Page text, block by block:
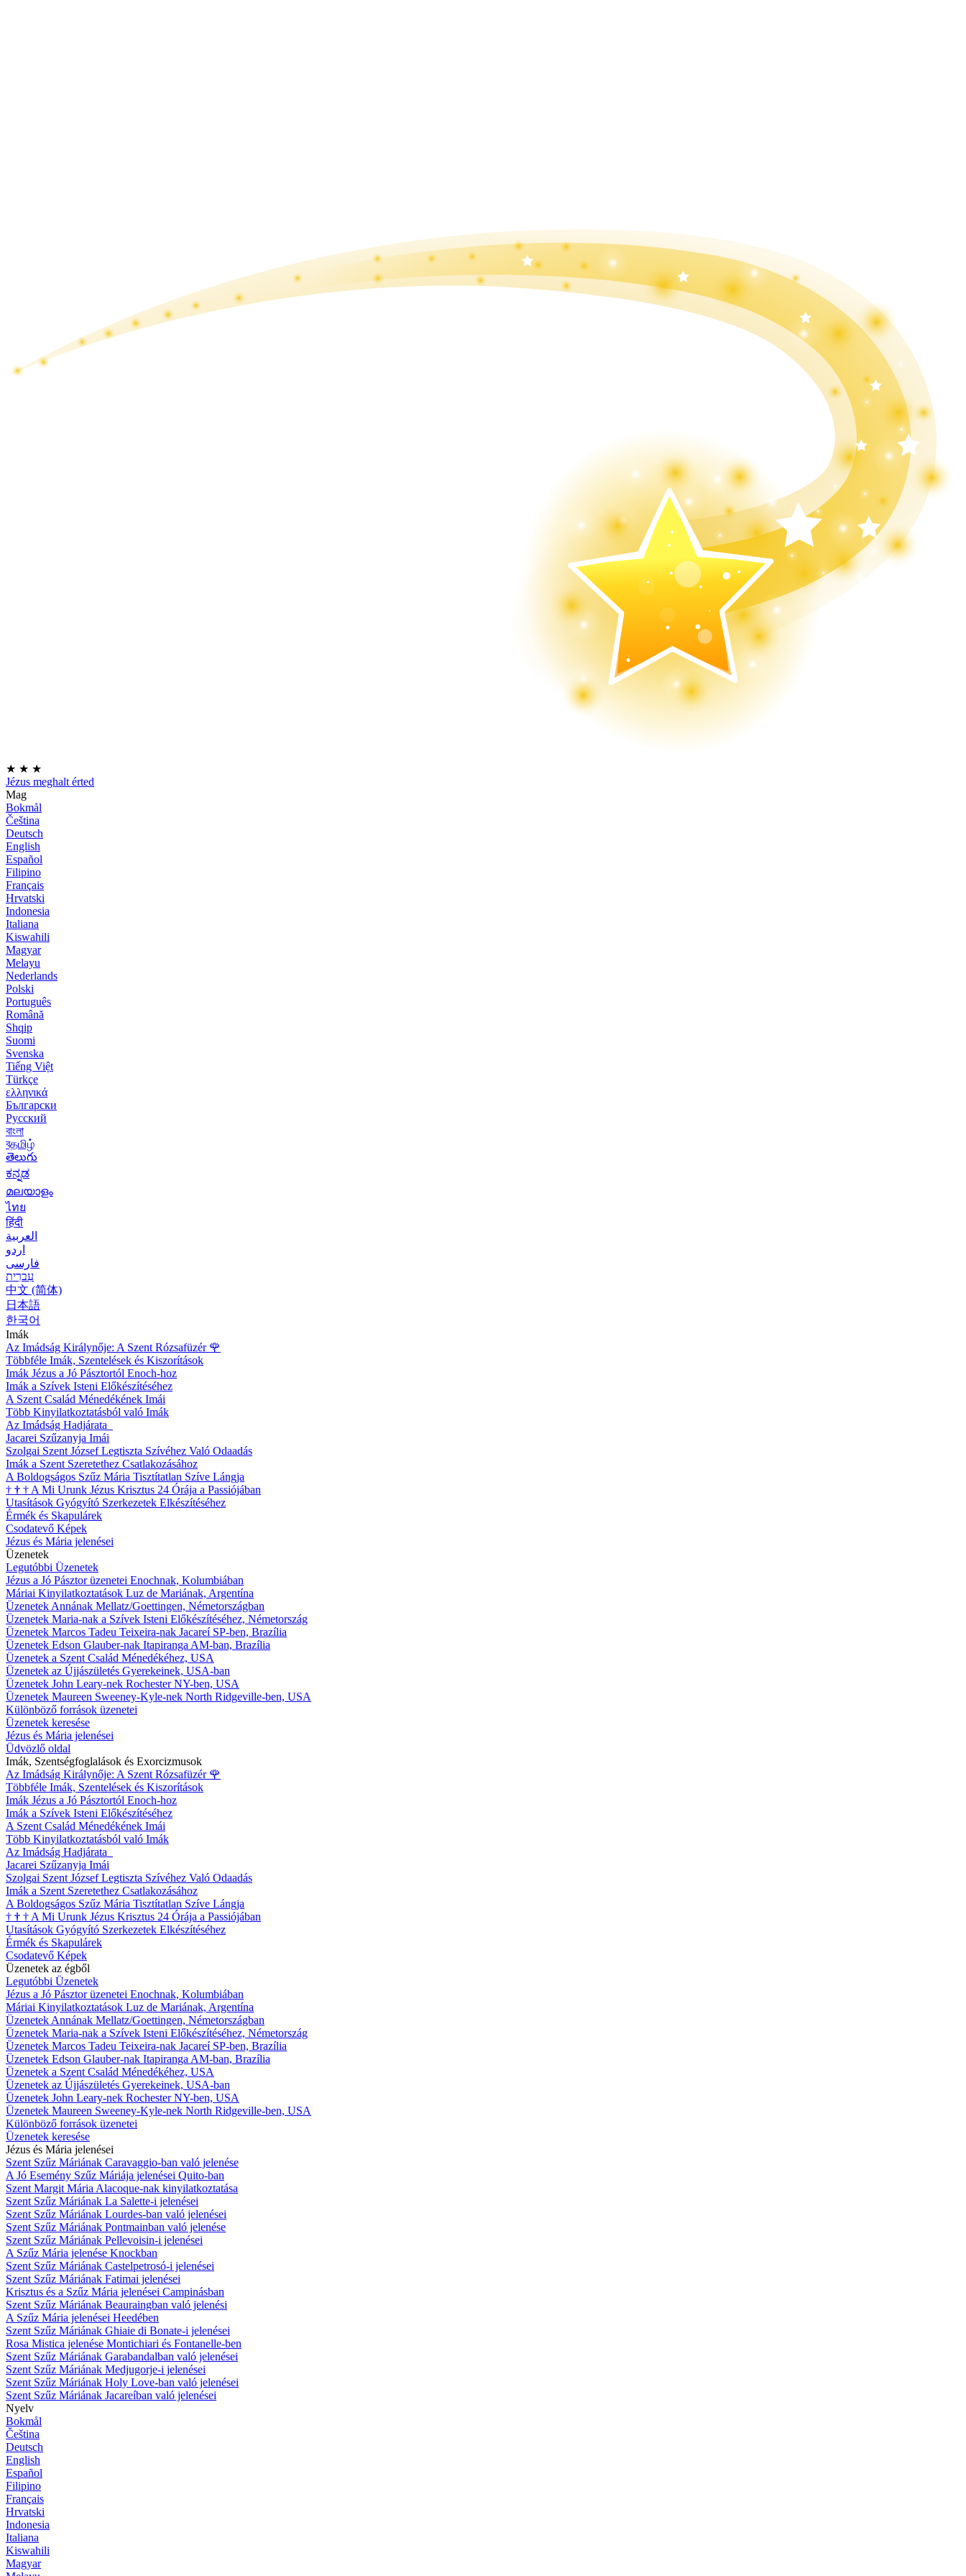
★ ★ ★
Jézus meghalt érted
Mag
Bokmål
Čeština
Deutsch
English
Español
Filipino
Français
Hrvatski
Indonesia
Italiana
Kiswahili
Magyar
Melayu
Nederlands
Polski
Português
Română
Shqip
Suomi
Svenska
Tiếng Việt
Türkçe
ελληνικά
Български
Русский
বাংলা
বதமிழ்
తెలుగు
ಕನ್ನಡ
മലയാളം
ไทย
हिंदी
العربية
اردو
فارسی
עִברִית
中文 (简体)
日本語
한국어
Imák
Az Imádság Királynője: A Szent Rózsafüzér 🌹
Többféle Imák, Szentelések és Kiszorítások
Imák Jézus a Jó Pásztortól Enoch-hoz
Imák a Szívek Isteni Előkészítéséhez
A Szent Család Ménedékének Imái
Több Kinyilatkoztatásból való Imák
Az Imádság Hadjárata
Jacarei Szűzanyja Imái
Szolgai Szent József Legtiszta Szívéhez Való Odaadás
Imák a Szent Szeretethez Csatlakozásához
A Boldogságos Szűz Mária Tisztítatlan Szíve Lángja
† † † A Mi Urunk Jézus Krisztus 24 Órája a Passiójában
Utasítások Gyógyító Szerkezetek Elkészítéséhez
Érmék és Skapulárek
Csodatevő Képek
Jézus és Mária jelenései
Üzenetek
Legutóbbi Üzenetek
Jézus a Jó Pásztor üzenetei Enochnak, Kolumbiában
Máriai Kinyilatkoztatások Luz de Mariának, Argentína
Üzenetek Annának Mellatz/Goettingen, Németországban
Üzenetek Maria-nak a Szívek Isteni Előkészítéséhez, Németország
Üzenetek Marcos Tadeu Teixeira-nak Jacareí SP-ben, Brazília
Üzenetek Edson Glauber-nak Itapiranga AM-ban, Brazília
Üzenetek a Szent Család Ménedékéhez, USA
Üzenetek az Újjászületés Gyerekeinek, USA-ban
Üzenetek John Leary-nek Rochester NY-ben, USA
Üzenetek Maureen Sweeney-Kyle-nek North Ridgeville-ben, USA
Különböző források üzenetei
Üzenetek keresése
Jézus és Mária jelenései
Üdvözlő oldal
Imák, Szentségfoglalások és Exorcizmusok
Az Imádság Királynője: A Szent Rózsafüzér 🌹
Többféle Imák, Szentelések és Kiszorítások
Imák Jézus a Jó Pásztortól Enoch-hoz
Imák a Szívek Isteni Előkészítéséhez
A Szent Család Ménedékének Imái
Több Kinyilatkoztatásból való Imák
Az Imádság Hadjárata
Jacarei Szűzanyja Imái
Szolgai Szent József Legtiszta Szívéhez Való Odaadás
Imák a Szent Szeretethez Csatlakozásához
A Boldogságos Szűz Mária Tisztítatlan Szíve Lángja
† † † A Mi Urunk Jézus Krisztus 24 Órája a Passiójában
Utasítások Gyógyító Szerkezetek Elkészítéséhez
Érmék és Skapulárek
Csodatevő Képek
Üzenetek az égből
Legutóbbi Üzenetek
Jézus a Jó Pásztor üzenetei Enochnak, Kolumbiában
Máriai Kinyilatkoztatások Luz de Mariának, Argentína
Üzenetek Annának Mellatz/Goettingen, Németországban
Üzenetek Maria-nak a Szívek Isteni Előkészítéséhez, Németország
Üzenetek Marcos Tadeu Teixeira-nak Jacareí SP-ben, Brazília
Üzenetek Edson Glauber-nak Itapiranga AM-ban, Brazília
Üzenetek a Szent Család Ménedékéhez, USA
Üzenetek az Újjászületés Gyerekeinek, USA-ban
Üzenetek John Leary-nek Rochester NY-ben, USA
Üzenetek Maureen Sweeney-Kyle-nek North Ridgeville-ben, USA
Különböző források üzenetei
Üzenetek keresése
Jézus és Mária jelenései
Szent Szűz Máriának Caravaggio-ban való jelenése
A Jó Esemény Szűz Máriája jelenései Quito-ban
Szent Margit Mária Alacoque-nak kinyilatkoztatása
Szent Szűz Máriának La Salette-i jelenései
Szent Szűz Máriának Lourdes-ban való jelenései
Szent Szűz Máriának Pontmainban való jelenése
Szent Szűz Máriának Pellevoisin-i jelenései
A Szűz Mária jelenése Knockban
Szent Szűz Máriának Castelpetrosó-i jelenései
Szent Szűz Máriának Fatimai jelenései
Krisztus és a Szűz Mária jelenései Campinásban
Szent Szűz Máriának Beauraingban való jelenési
A Szűz Mária jelenései Heedében
Szent Szűz Máriának Ghiaie di Bonate-i jelenései
Rosa Mistica jelenése Montichiari és Fontanelle-ben
Szent Szűz Máriának Garabandalban való jelenései
Szent Szűz Máriának Medjugorje-i jelenései
Szent Szűz Máriának Holy Love-ban való jelenései
Szent Szűz Máriának Jacareíban való jelenései
Nyelv
Bokmål
Čeština
Deutsch
English
Español
Filipino
Français
Hrvatski
Indonesia
Italiana
Kiswahili
Magyar